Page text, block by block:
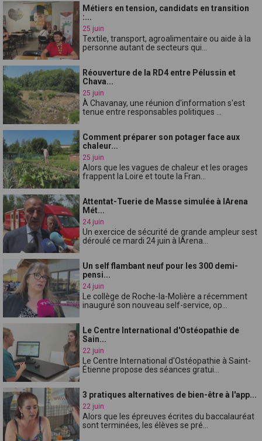
Métiers en tension, candidats en transition
:...
25 juin
Textile, transport, agroalimentaire ou aide à la
personne autant de secteurs qui...
Réouverture de la RD4 entre Pélussin et
Chava...
25 juin
À Chavanay, une réunion d'information s'est
tenue entre responsables politiques ...
Comment préparer son potager face aux
chaleur...
25 juin
Alors que les vagues de chaleur et les orages
frappent la Loire et toute la Fran...
Attentat-Tuerie de Masse simulée à lArena
Mét...
24 juin
Un exercice de sécurité de grande ampleur sest
déroulé ce mardi 24 juin à lArena...
Un self flambant neuf pour les 300 demi-
pensi...
24 juin
Le collège de Roche-la-Molière a récemment
inauguré son nouveau self-service, op...
Le Centre International d'Ostéopathie de
Sain...
22 juin
Le Centre International d'Ostéopathie à Saint-
Étienne propose des séances gratui...
3 pratiques alternatives de bien-être à l'app...
22 juin
Alors que les épreuves écrites du baccalauréat
sont terminées, les élèves se pré...